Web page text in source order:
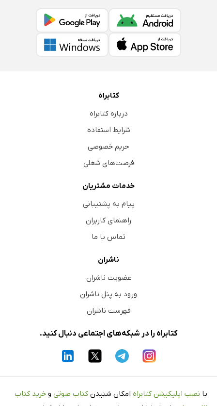
کتابراه
درباره کتابراه
شرایط استفاده
حریم خصوصی
فرصت‌های شغلی
خدمات مشتریان
پیام به پشتیبانی
راهنمای کاربران
تماس با ما
ناشران
عضویت ناشران
ورود به پنل ناشران
فهرست ناشران
کتابراه را در شبکه‌های اجتماعی دنبال کنید.
با نصب اپلیکیشن کتابراه امکان شنیدن کتاب صوتی و خرید کتاب